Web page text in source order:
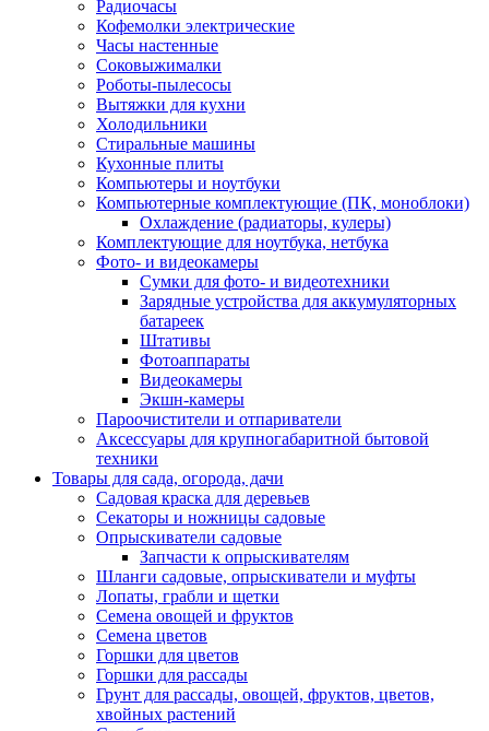
Радиочасы
Кофемолки электрические
Часы настенные
Соковыжималки
Роботы-пылесосы
Вытяжки для кухни
Холодильники
Стиральные машины
Кухонные плиты
Компьютеры и ноутбуки
Компьютерные комплектующие (ПК, моноблоки)
Охлаждение (радиаторы, кулеры)
Комплектующие для ноутбука, нетбука
Фото- и видеокамеры
Сумки для фото- и видеотехники
Зарядные устройства для аккумуляторных
батареек
Штативы
Фотоаппараты
Видеокамеры
Экшн-камеры
Пароочистители и отпариватели
Аксессуары для крупногабаритной бытовой
техники
Товары для сада, огорода, дачи
Садовая краска для деревьев
Секаторы и ножницы садовые
Опрыскиватели садовые
Запчасти к опрыскивателям
Шланги садовые, опрыскиватели и муфты
Лопаты, грабли и щетки
Семена овощей и фруктов
Семена цветов
Горшки для цветов
Горшки для рассады
Грунт для рассады, овощей, фруктов, цветов,
хвойных растений